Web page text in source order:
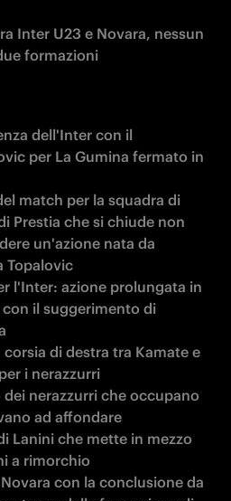
Inter U23 e Novara, nessun
formazioni
dell'Inter con il
per La Gumina fermato in
match per la squadra di
Prestia che si chiude non
un'azione nata da
Topalovic
l'Inter: azione prolungata in
il suggerimento di
di destra tra Kamate e
i nerazzurri
nerazzurri che occupano
ad affondare
Lanini che mette in mezzo
a rimorchio
con la conclusione da